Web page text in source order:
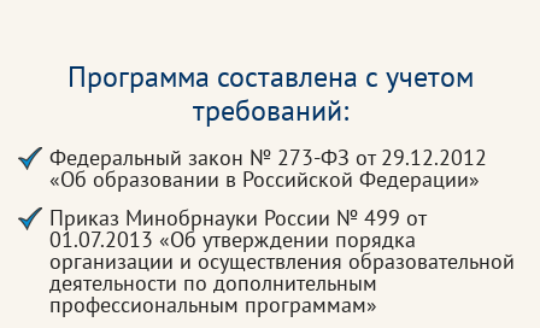
Программа составлена с учетом
требований:
Федеральный закон № 273-ФЗ от 29.12.2012
«Об образовании в Российской Федерации»
Приказ Минобрнауки России № 499 от
01.07.2013 «Об утверждении порядка
организации и осуществления образовательной
деятельности по дополнительным
профессиональным программам»